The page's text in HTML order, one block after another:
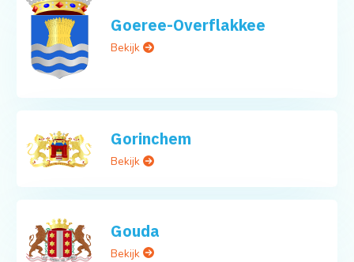
Goeree-Overflakkee
Bekijk
Gorinchem
Bekijk
Gouda
Bekijk